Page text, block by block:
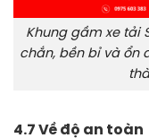
Khung gầm xe tải
chắn, bền bỉ và ổn
4.7 Về độ an toàn